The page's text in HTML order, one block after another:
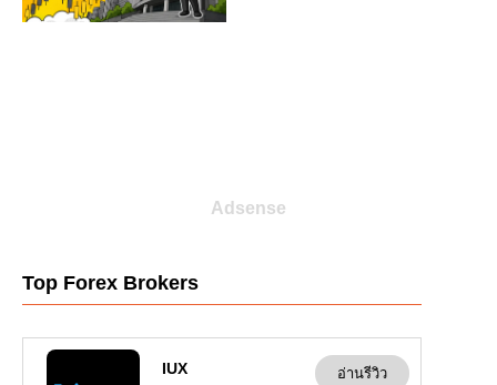
Adsense
Top Forex Brokers
IUX อ่านรีวิว